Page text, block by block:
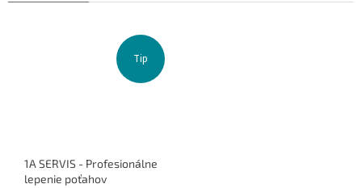
Tip
1A SERVIS - Profesionálne
lepenie poťahov